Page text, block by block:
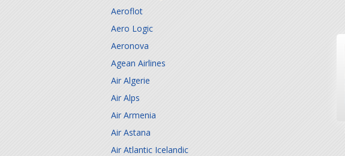
Aeroflot
Aero Logic
Aeronova
Agean Airlines
Air Algerie
Air Alps
Air Armenia
Air Astana
Air Atlantic Icelandic